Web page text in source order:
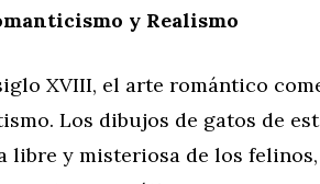
y Realismo
XVIII, el arte romántico
Los dibujos de gatos de
libre y misteriosa de los